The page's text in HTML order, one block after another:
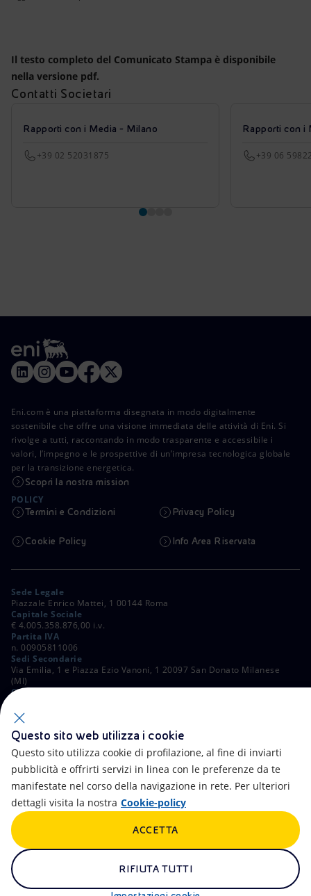
Il testo completo del Comunicato Stampa è disponibile
nella versione pdf.
Contatti Societari
Rapporti con i Media - Milano
+39 02 52031875
Rapporti con i
+39 06
Eni.com è una piattaforma disegnata in modo digitalmente
sostenibile che offre una visione immediata delle attività di Eni. Si
rivolge a tutti, raccontando in modo trasparente e accessibile i
valori, l’impegno e le prospettive di un’impresa tecnologica globale
per la transizione energetica.
Scopri la nostra mission
POLICY
Termini e Condizioni Privacy Policy
Cookie Policy Info Area Riservata
Sede Legale
Piazzale Enrico Mattei, 1 00144 Roma
Capitale Sociale
€ 4.005.358.876,00 i.v.
Partita IVA
n. 00905811006
Sedi Secondarie
Via Emilia, 1 e Piazza Ezio Vanoni, 1 20097 San Donato Milanese
(MI)
C. Fiscale e Registro Imprese di Roma
ALTRI LINK
Accessibilità Calendario
Newsletter Intelligenza artificiale
Truffe e Phishing
Remit Alluvioni
Questo sito web utilizza i cookie
Questo sito utilizza cookie di profilazione, al fine di inviarti
pubblicità e offrirti servizi in linea con le preferenze da te
manifestate nel corso della navigazione in rete. Per ulteriori
dettagli visita la nostra Cookie-policy
RIFIUTA TUTTI
ACCETTA